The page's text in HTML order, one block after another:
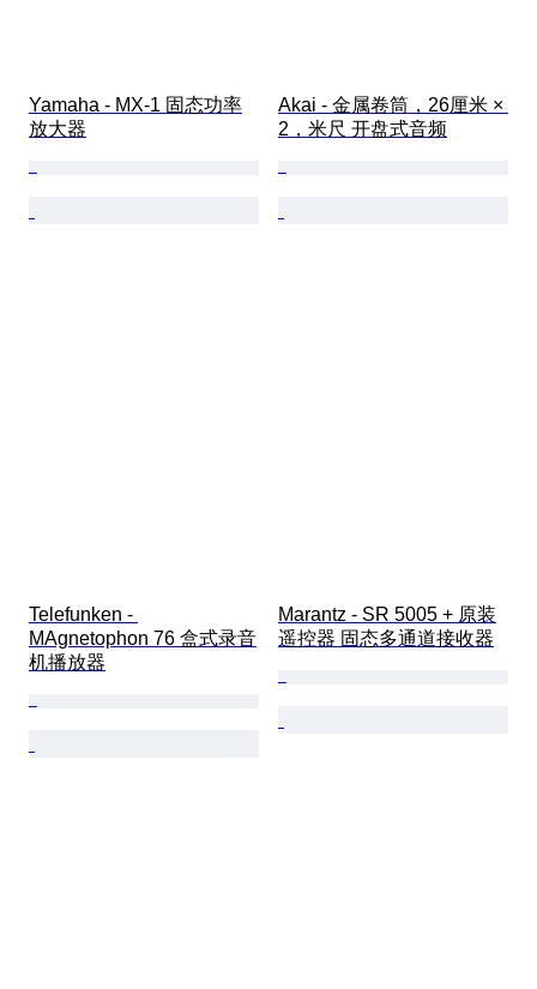
Yamaha - MX-1 固态功率
放大器
Akai - 金属卷筒，26厘米 ×
2，米尺 开盘式音频
Telefunken -
MAgnetophon 76 盒式录音
机播放器
Marantz - SR 5005 + 原装
遥控器 固态多通道接收器